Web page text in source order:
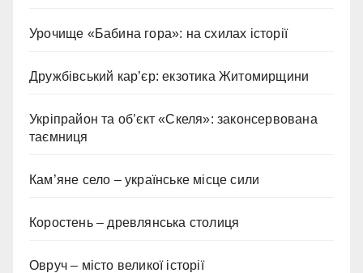
Урочище «Бабина гора»: на схилах історії
Дружбівський кар’єр: екзотика Житомирщини
Укріпрайон та об’єкт «Скеля»: законсервована
таємниця
Кам’яне село – українське місце сили
Коростень – древлянська столиця
Овруч – місто великої історії